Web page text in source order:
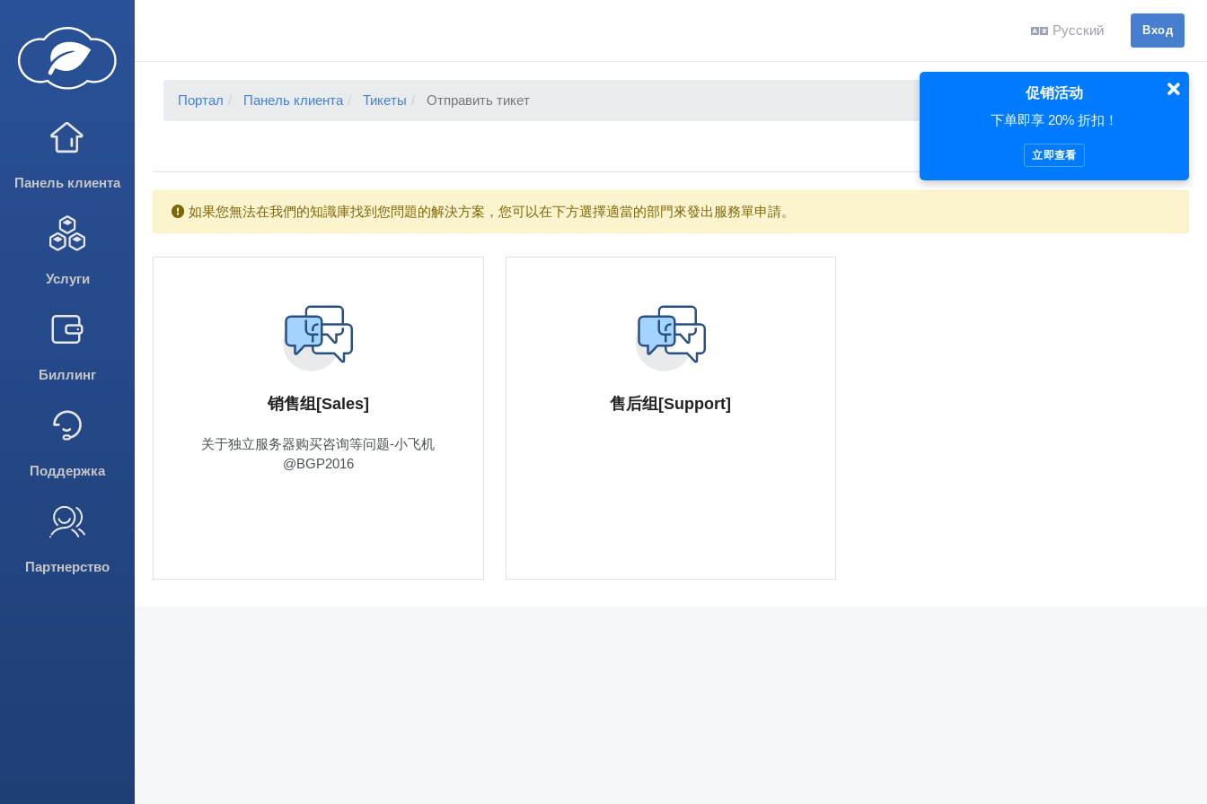
Панель клиента
Услуги
Биллинг
Поддержка
Партнерство
Русский Вход
Портал Панель клиента Тикеты Отправить тикет
如果您無法在我們的知識庫找到您問題的解決方案，您可以在下方選擇適當的部門來發出服務單申請。
销售组[Sales]
关于独立服务器购买咨询等问题-小飞机
@BGP2016
售后组[Support]
促销活动
下单即享 20% 折扣！
立即查看